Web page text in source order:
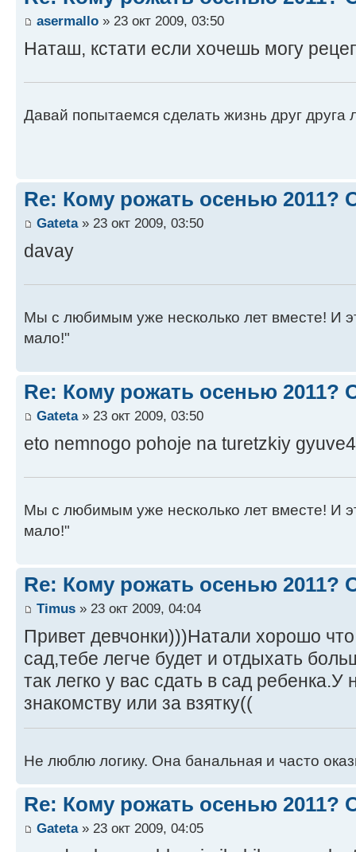
asermallo » 23 окт 2009, 03:50
Наташ, кстати если хочешь могу
Давай попытаемся сделать жизнь друг друга
Re: Кому рожать осенью 2011?
Gateta» 23 окт 2009, 03:50
davay
Мы с любимым уже несколько лет вместе! И
мало!"
Re: Кому рожать осенью 2011?
Gateta» 23 окт 2009, 03:50
eto nemnogo pohoje na turetzkiy gyuve4
Мы с любимым уже несколько лет вместе! И
мало!"
Re: Кому рожать осенью 2011?
Timus » 23 окт 2009, 04:04
Привет девчонки)))Натали хорошо
сад,тебе легче будет и отдыхать
так легко у вас сдать в сад ребенка.У
знакомству или за взятку((
Не люблю логику. Она банальная и часто
Re: Кому рожать осенью 2011?
Gateta» 23 окт 2009, 04:05